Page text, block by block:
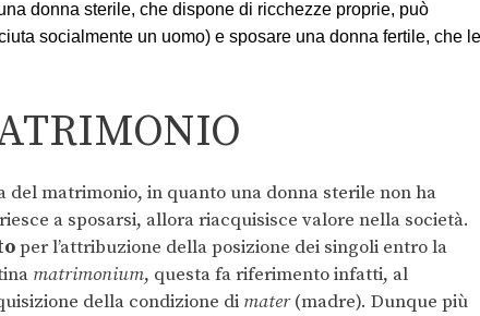
donna sterile, che dispone di ricchezze proprie, può
socialmente un uomo) e sposare una donna fertile, che le
del matrimonio, in quanto una donna sterile non ha
a sposarsi, allora riacquisisce valore nella società.
per l’attribuzione della posizione dei singoli entro la
matrimonium, questa fa riferimento infatti, al
della condizione di mater(madre). Dunque più